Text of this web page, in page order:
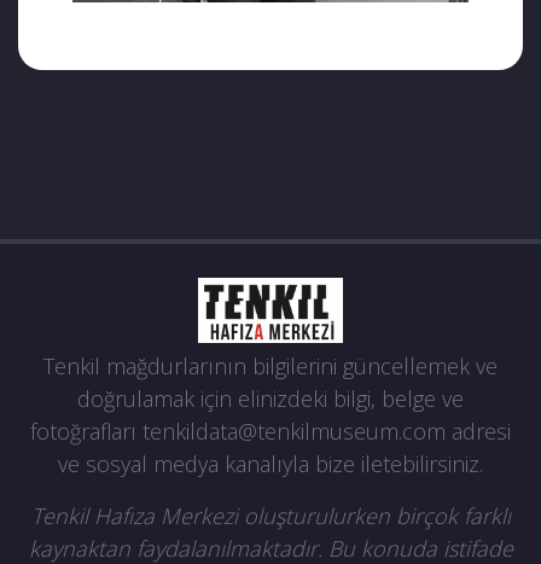
Tenkil mağdurlarının bilgilerini güncellemek ve
doğrulamak için elinizdeki bilgi, belge ve
fotoğrafları tenkildata@tenkilmuseum.com adresi
ve sosyal medya kanalıyla bize iletebilirsiniz.
Tenkil Hafıza Merkezi oluşturulurken birçok farklı
kaynaktan faydalanılmaktadır. Bu konuda istifade